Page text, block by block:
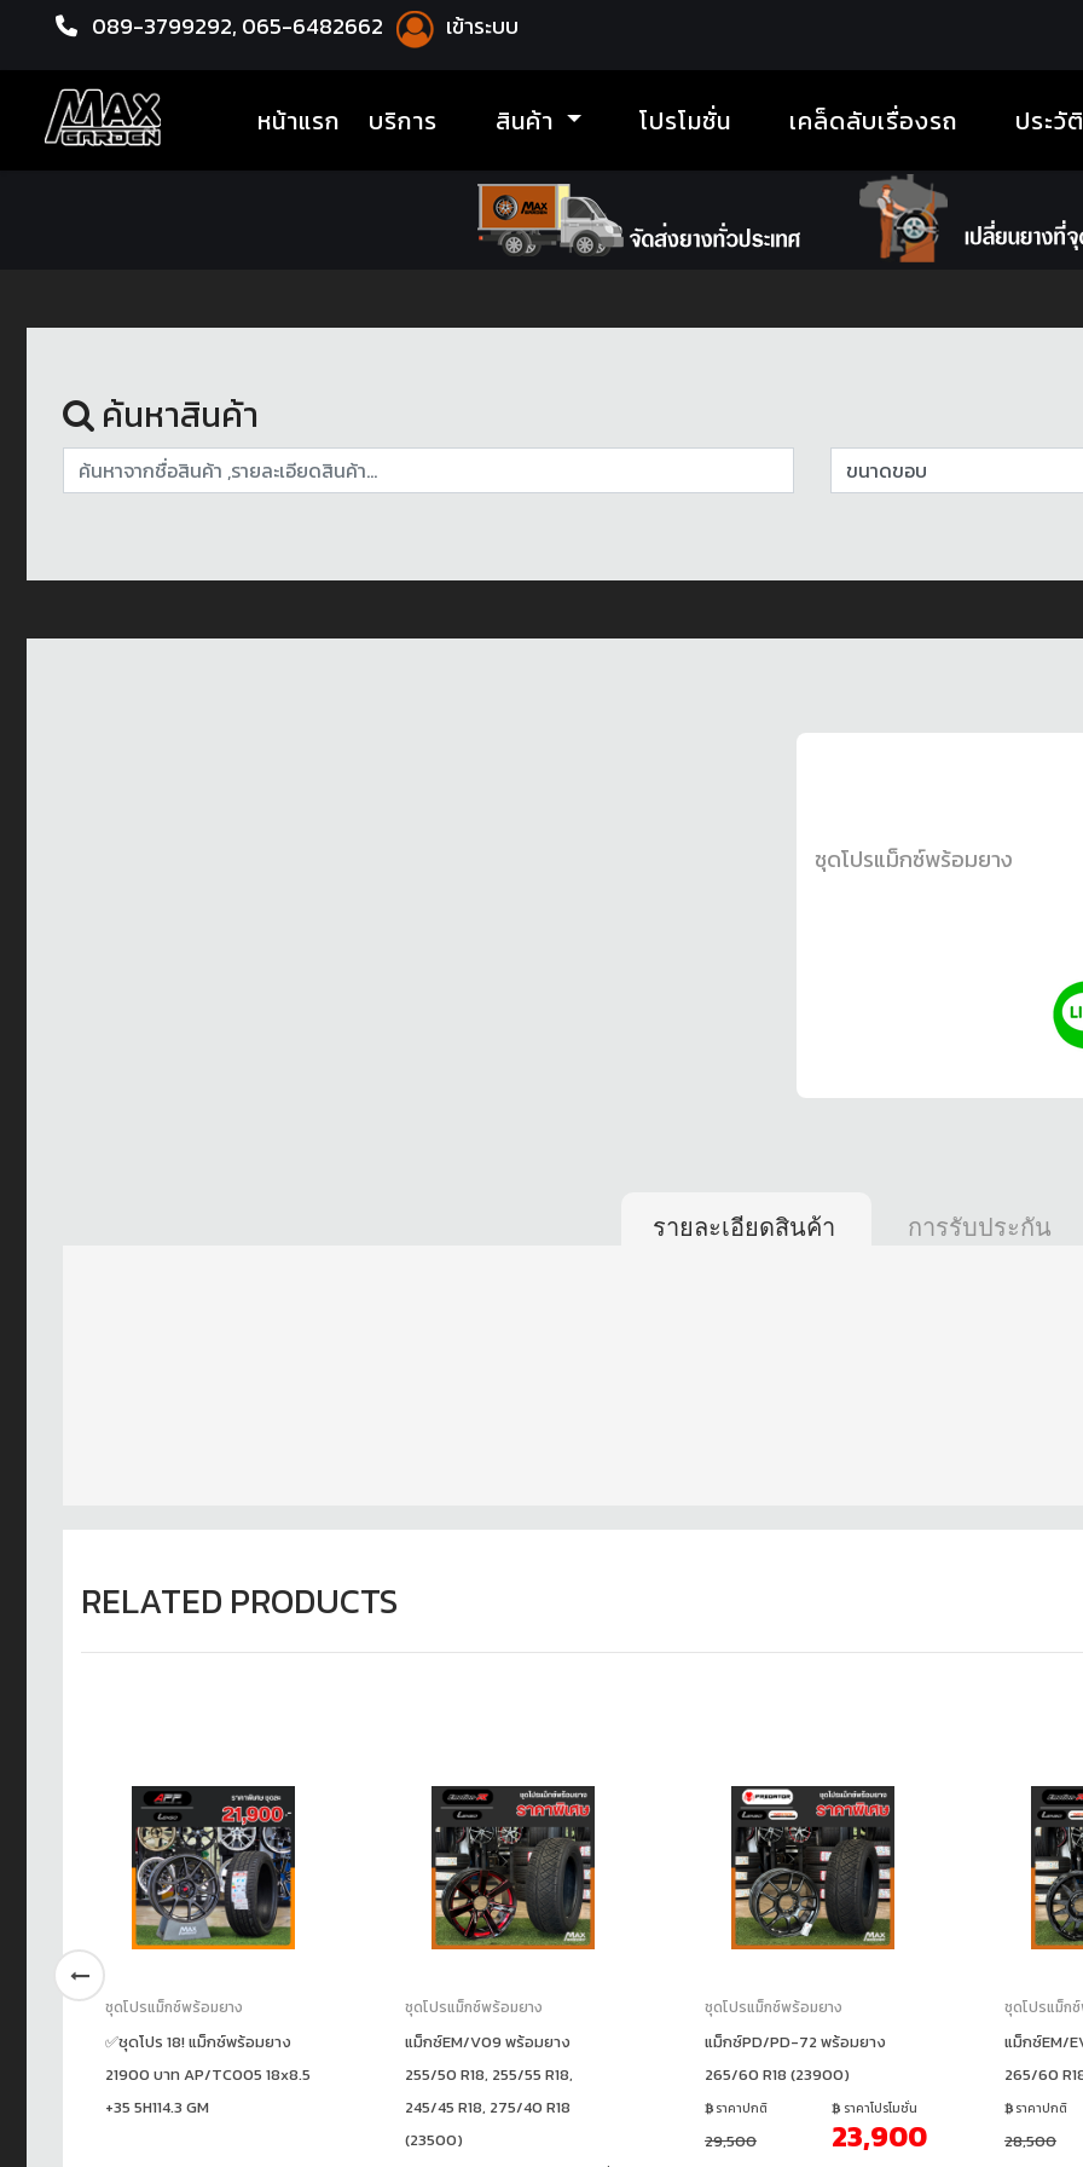
089-3799292, 065-6482662 เข้าระบบ
หน้าแรก(current)
บริการ สินค้า โปรโมชั่น เคล็ดลับเรื่องรถ ประวั
หน้าแรก ชุดโปรแม็กซ์พร้อมยาง
ค้นหาสินค้า
ชุดโปรแม็กซ์พร้อมยาง
รายละเอียดสินค้า การรับประกัน
RELATED PRODUCTS
ชุดโปรแม็กซ์พร้อมยาง
✅ชุดโปร 18! แม็กซ์พร้อมยาง
21900 บาท AP/TC005 18x8.5
+35 5H114.3 GM
ชุดโปรแม็กซ์พร้อมยาง
แม็กซ์EM/V09 พร้อมยาง
255/50 R18, 255/55 R18,
245/45 R18, 275/40 R18
(23500)
ชุดโปรแม็กซ์พร้อมยาง
แม็กซ์PD/PD-72 พร้อมยาง
265/60 R18 (23900)
ราคาปกติ
29,500
ราคาโปรโมชั่น
23,900
ชุดโปรแม็ก
แม็กซ์EM/
265/60
ราคาปกติ
28,500